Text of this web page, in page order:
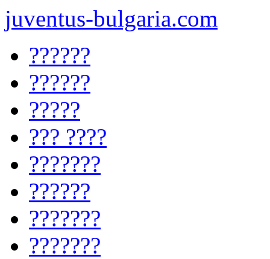
juventus-bulgaria.com
??????
??????
?????
??? ????
???????
??????
???????
???????